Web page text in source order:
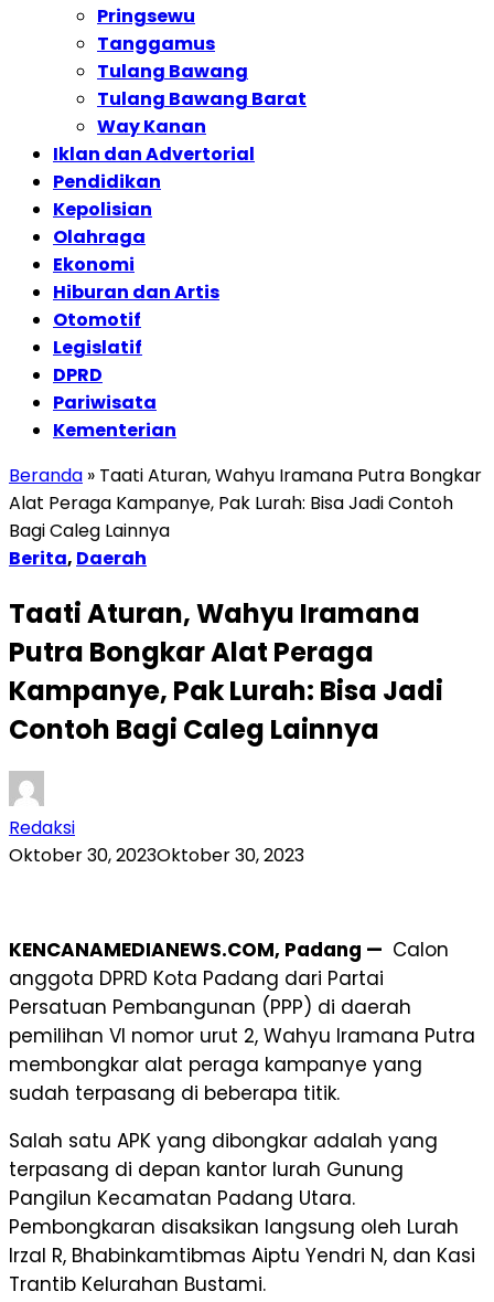
Pringsewu
Tanggamus
Tulang Bawang
Tulang Bawang Barat
Way Kanan
Iklan dan Advertorial
Pendidikan
Kepolisian
Olahraga
Ekonomi
Hiburan dan Artis
Otomotif
Legislatif
DPRD
Pariwisata
Kementerian
Beranda » Taati Aturan, Wahyu Iramana Putra Bongkar
Alat Peraga Kampanye, Pak Lurah: Bisa Jadi Contoh
Bagi Caleg Lainnya
Berita, Daerah
Taati Aturan, Wahyu Iramana
Putra Bongkar Alat Peraga
Kampanye, Pak Lurah: Bisa Jadi
Contoh Bagi Caleg Lainnya
Redaksi
Oktober 30, 2023Oktober 30, 2023
KENCANAMEDIANEWS.COM, Padang — Calon
anggota DPRD Kota Padang dari Partai
Persatuan Pembangunan (PPP) di daerah
pemilihan VI nomor urut 2, Wahyu Iramana Putra
membongkar alat peraga kampanye yang
sudah terpasang di beberapa titik.
Salah satu APK yang dibongkar adalah yang
terpasang di depan kantor lurah Gunung
Pangilun Kecamatan Padang Utara.
Pembongkaran disaksikan langsung oleh Lurah
Irzal R, Bhabinkamtibmas Aiptu Yendri N, dan Kasi
Trantib Kelurahan Bustami.